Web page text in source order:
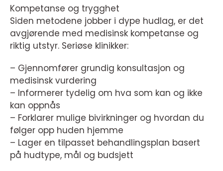
Kompetanse og trygghet
Siden metodene jobber i dype hudlag, er det
avgjørende med medisinsk kompetanse og
riktig utstyr. Seriøse klinikker:
– Gjennomfører grundig konsultasjon og
medisinsk vurdering
– Informerer tydelig om hva som kan og ikke
kan oppnås
– Forklarer mulige bivirkninger og hvordan du
følger opp huden hjemme
– Lager en tilpasset behandlingsplan basert
på hudtype, mål og budsjett